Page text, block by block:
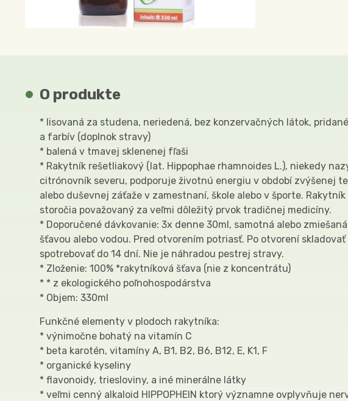
O produkte
* lisovaná za studena, neriedená, bez konzervačných látok,
a farbív (doplnok stravy)
* balená v tmavej sklenenej fľaši
* Rakytník rešetliakový (lat. Hippophae rhamnoides L.), niekedy
citrónovník severu, podporuje životnú energiu v období zvýšenej
alebo duševnej záťaže v zamestnaní, škole alebo v športe.
storočia považovaný za veľmi dôležitý prvok tradičnej medicíny.
* Doporučené dávkovanie: 3x denne 30ml, samotná alebo
šťavou alebo vodou. Pred otvorením potriasť. Po otvorení skladovať
spotrebovať do 14 dní. Nie je náhradou pestrej stravy.
* Zloženie: 100% *rakytníková šťava (nie z koncentrátu)
* * z ekologického poľnohospodárstva
* Objem: 330ml
Funkčné elementy v plodoch rakytníka:
* výnimočne bohatý na vitamín C
* beta karotén, vitamíny A, B1, B2, B6, B12, E, K1, F
* organické kyseliny
* flavonoidy, triesloviny, a iné minerálne látky
* veľmi cenný alkaloid HIPPOPHEIN ktorý významne ovplyvňuje